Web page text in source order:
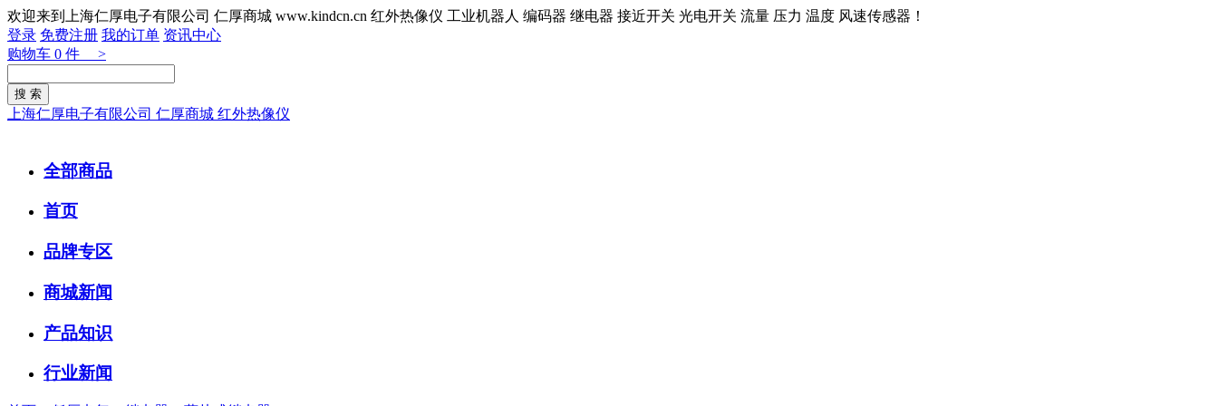
欢迎来到上海仁厚电子有限公司 仁厚商城 www.kindcn.cn 红外热像仪 工业机器人 编码器 继电器 接近开关 光电开关 流量 压力 温度 风速传感器！
登录 免费注册 我的订单 资讯中心
购物车 0 件 >
上海仁厚电子有限公司 仁厚商城 红外热像仪
全部商品
首页
品牌专区
商城新闻
产品知识
行业新闻